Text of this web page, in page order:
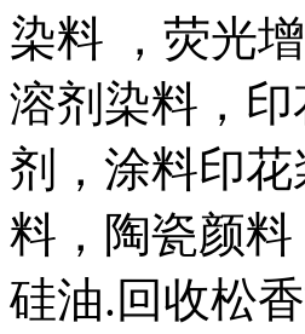
染料 ，荧光
溶剂染料，
剂，涂料印
料，陶瓷颜
硅油.回收松